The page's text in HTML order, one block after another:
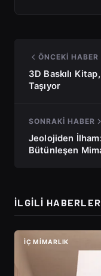
ÖNCEKI HABER
3D Baskılı
Taşıyor
SONRAKI HABER
Jeolojiden
Bütünleşen
İLGILI HABERLER
İÇ MIMARLIK